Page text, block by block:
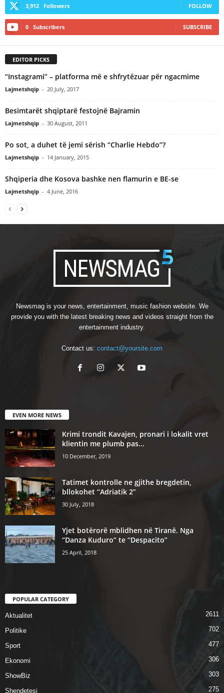
3,912 Followers FOLLOW
0 Subscribers SUBSCRIBE
EDITOR PICKS
“Instagrami” – platforma më e shfrytëzuar për ngacmime
Lajmetshqip - 20 July, 2017
Besimtarët shqiptarë festojnë Bajramin
Lajmetshqip - 30 August, 2011
Po sot, a duhet të jemi sërish “Charlie Hebdo”?
Lajmetshqip - 14 January, 2015
Shqiperia dhe Kosova bashke nen flamurin e BE-se
Lajmetshqip - 4 June, 2016
Newsmag is your news, entertainment, music fashion website. We
provide you with the latest breaking news and videos straight from the
entertainment industry.
Contact us: contact@yoursite.com
EVEN MORE NEWS
Krimi trondit Kavajen, pronari i lokalit vret
klientin me plumb pas...
10 December, 2019
Tatimet kontrolle ne gjithe bregdetin,
bllokohet “Adriatik 2”
30 July, 2018
Yjet botërorë mblidhen në Tiranë. Nga
“Danza Kuduro” te “Despacito”
25 April, 2018
POPULAR CATEGORY
Aktualitet 2611
Politike 702
Sport 477
Ekonomi 306
ShowBiz 303
Shendetesi 275